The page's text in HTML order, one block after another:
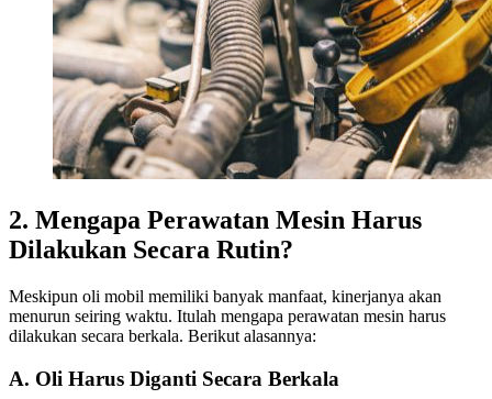
2. Mengapa Perawatan Mesin Harus
Dilakukan Secara Rutin?
Meskipun oli mobil memiliki banyak manfaat, kinerjanya akan
menurun seiring waktu. Itulah mengapa perawatan mesin harus
dilakukan secara berkala. Berikut alasannya:
A. Oli Harus Diganti Secara Berkala